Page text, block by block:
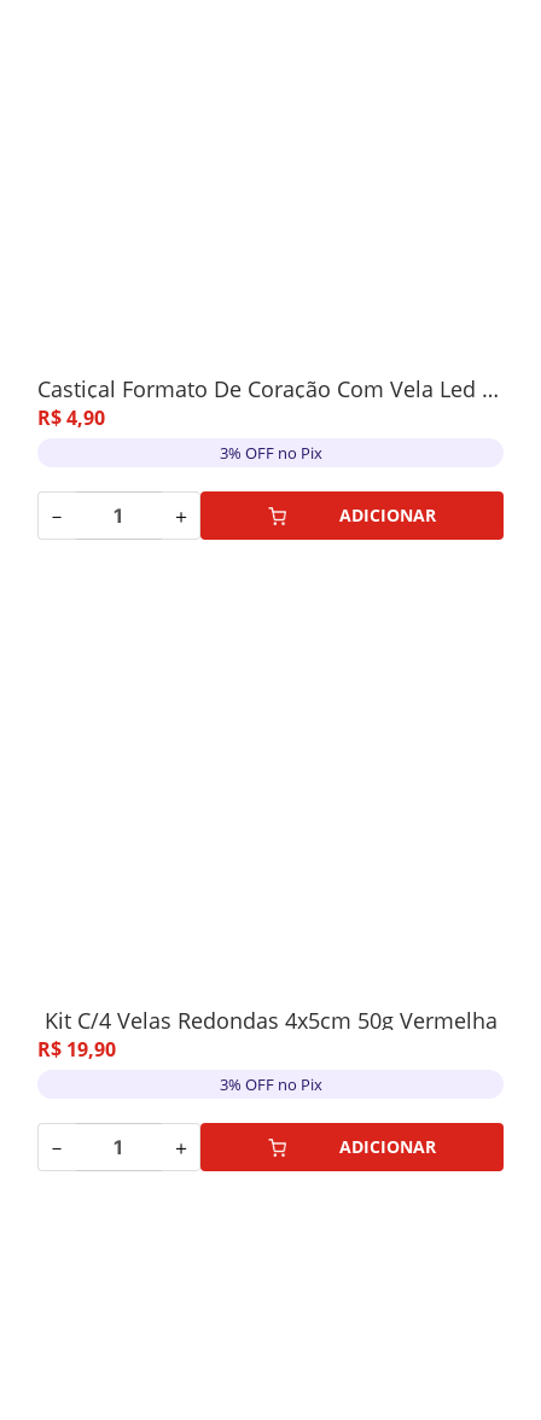
Castiçal Formato De Coração Com Vela Led 6x3,2cm
R$4,90
3% OFF no Pix
－ ＋ ADICIONAR
Kit C/4 Velas Redondas 4x5cm 50g Vermelha
R$ 19,90
3% OFF no Pix
－ ＋ ADICIONAR